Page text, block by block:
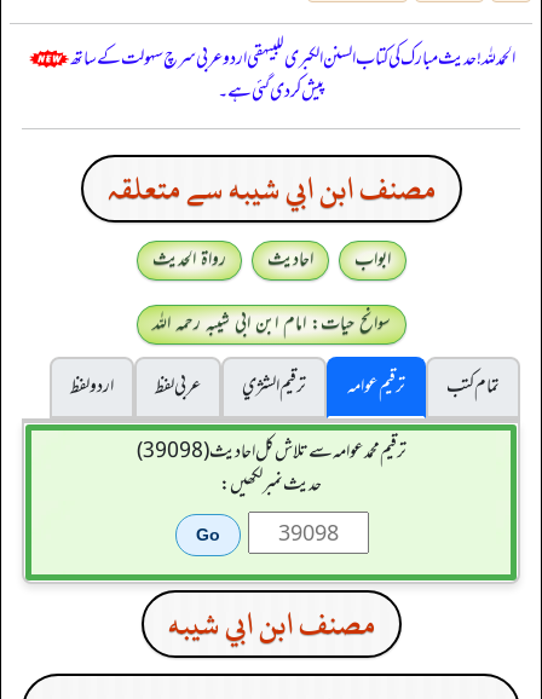
الحمدللہ! حدیث مبارک کی کتاب السنن الكبرى للبيهقي اردو عربی سرچ سہولت کے ساتھ
پیش کر دی گئی ہے۔
مصنف ابن ابي شيبه سے متعلقہ
ابواب احادیث
رواۃ الحدیث
سوانح حیات: امام ابن ابی شیبہ رحمہ اللہ
تمام کتب
ترقیم عوامہ ترقيم الشژي عربی لفظ
اردو لفظ
ترقیم محمدعوامہ سے تلاش کل احادیث (39098)
حدیث نمبر لکھیں:
مصنف ابن ابي شيبه